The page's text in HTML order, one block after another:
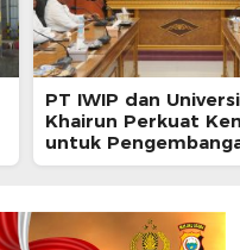
PT IWIP dan
Khairun Perkuat
untuk
Maluku Utara